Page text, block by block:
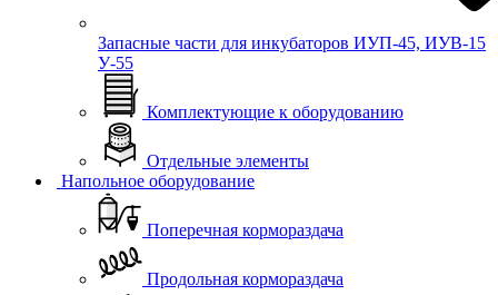
Запасные части для инкубаторов ИУП-45, ИУВ-15
У-55
Комплектующие к оборудованию
Отдельные элементы
Напольное оборудование
Поперечная кормораздача
Продольная кормораздача